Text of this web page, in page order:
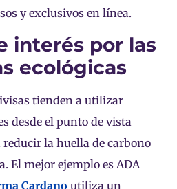
y exclusivos en línea.
interés por las
ecológicas
tienden a utilizar
desde el punto de vista
la huella de carbono
El mejor ejemplo es ADA
Cardano utiliza un